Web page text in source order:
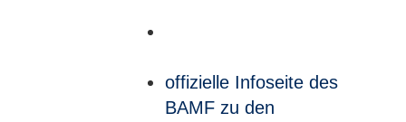
offizielle Infoseite des
BAMF zu den